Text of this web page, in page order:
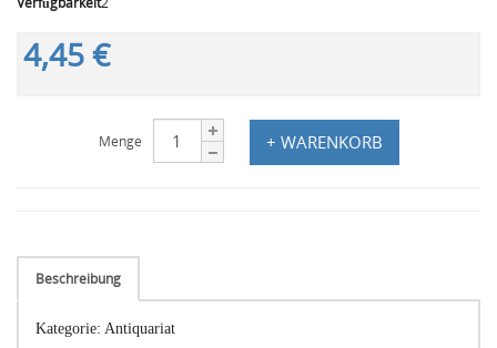
4,45 €
Menge + WARENKORB
Beschreibung
Kategorie: Antiquariat